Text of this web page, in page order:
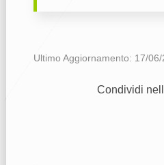
Ultimo Aggiornamento: 17/
Condividi